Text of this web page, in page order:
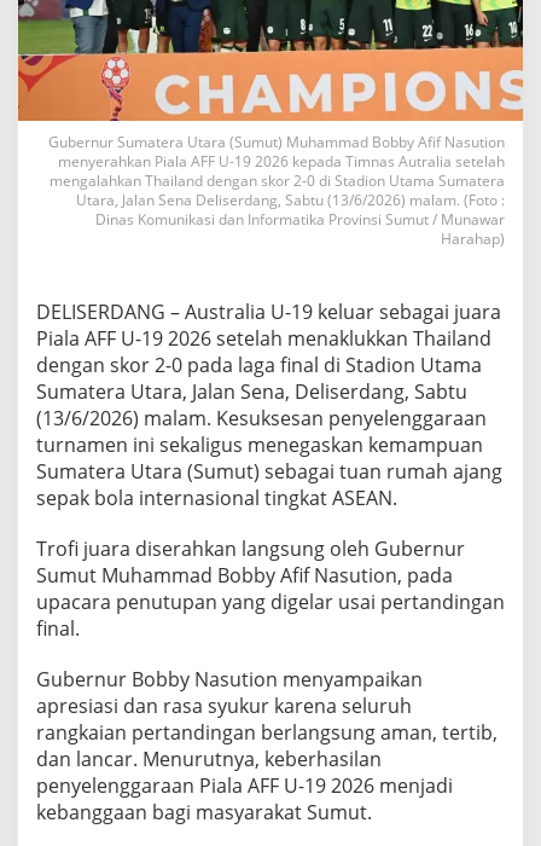
F
U
1
9
2
0
2
6
m
u
u
k
s
e
s
T
n
j
u
n
K
a
p
a
s
i
Gubernur Sumatera Utara (Sumut) Muhammad Bobby Afif Nasution
menyerahkan Piala AFF U-19 2026 kepada Timnas Autralia setelah
mengalahkan Thailand dengan skor 2-0 di Stadion Utama Sumatera
Utara, Jalan Sena Deliserdang, Sabtu (13/6/2026) malam. (Foto :
Dinas Komunikasi dan Informatika Provinsi Sumut / Munawar
Harahap)
DELISERDANG – Australia U-19 keluar sebagai juara
Piala AFF U-19 2026 setelah menaklukkan Thailand
dengan skor 2-0 pada laga final di Stadion Utama
Sumatera Utara, Jalan Sena, Deliserdang, Sabtu
(13/6/2026) malam. Kesuksesan penyelenggaraan
turnamen ini sekaligus menegaskan kemampuan
Sumatera Utara (Sumut) sebagai tuan rumah ajang
sepak bola internasional tingkat ASEAN.
Trofi juara diserahkan langsung oleh Gubernur
Sumut Muhammad Bobby Afif Nasution, pada
upacara penutupan yang digelar usai pertandingan
final.
Gubernur Bobby Nasution menyampaikan
apresiasi dan rasa syukur karena seluruh
rangkaian pertandingan berlangsung aman, tertib,
dan lancar. Menurutnya, keberhasilan
penyelenggaraan Piala AFF U-19 2026 menjadi
kebanggaan bagi masyarakat Sumut.